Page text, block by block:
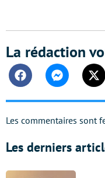
La rédaction
FacebookMessenger
Les commentaires sont
Les derniers